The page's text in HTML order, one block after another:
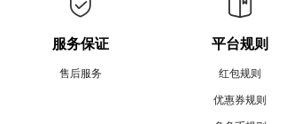
服务保证
售后服务
平台规则
红包规则
优惠券规则